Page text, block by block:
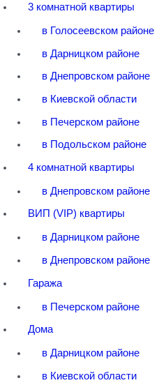
3 комнатной квартиры
в Голосеевском районе
в Дарницком районе
в Днепровском районе
в Киевской области
в Печерском районе
в Подольском районе
4 комнатной квартиры
в Днепровском районе
ВИП (VIP) квартиры
в Дарницком районе
в Днепровском районе
Гаража
в Печерском районе
Дома
в Дарницком районе
в Киевской области